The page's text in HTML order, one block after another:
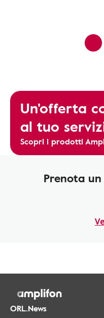
Un'offerta
al tuo
Scopri i prodotti
Prenota
ORL.News